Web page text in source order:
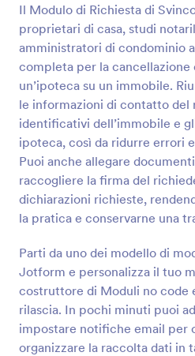
Il Modulo di Richiesta di
proprietari di casa, studi
amministratori di condominio
completa per la cancellazione
un’ipoteca su un immobile.
le informazioni di contatto del
identificativi dell’immobile e
ipoteca, così da ridurre errori
Puoi anche allegare
raccogliere la firma del
dichiarazioni richieste,
la pratica e conservarne una
Parti da uno dei modello di
Jotform e personalizza il tuo
costruttore di Moduli no code
rilascia. In pochi minuti puoi
impostare notifiche email per
organizzare la raccolta dati in
interessato e le informazioni
Un layout di modulo
cliente immobiliare ma
potrai personalizzare o
nel Costruttore di Modulo di
goditi i vantaggi dell'utilizzo
Modulo Richiesta Immobiliare.